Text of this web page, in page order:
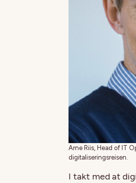
Arne Riis, Head of IT
digitaliseringsreisen.
I takt med at